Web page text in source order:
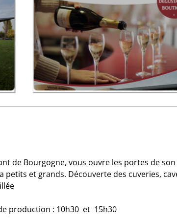
de Bourgogne, vous ouvre les portes de
et grands. Découverte des cuveries,
production : 10h30 et 15h30